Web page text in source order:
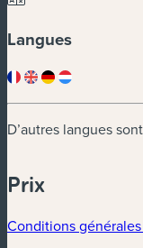
Langues
D’autres langues
Prix
Conditions